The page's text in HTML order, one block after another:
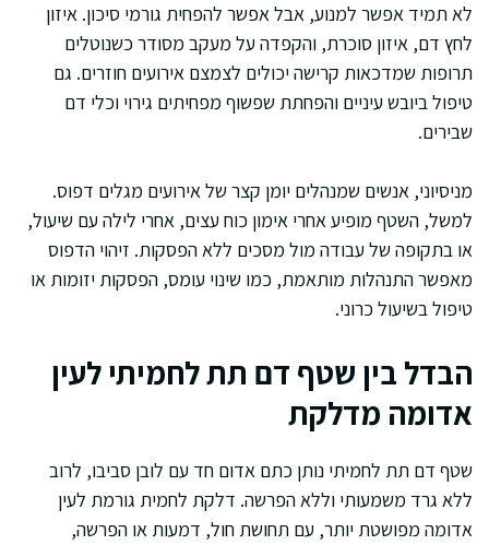
לא תמיד אפשר למנוע, אבל אפשר להפחית גורמי סיכון. איזון
לחץ דם, איזון סוכרת, והקפדה על מעקב מסודר כשנוטלים
תרופות שמדכאות קרישה יכולים לצמצם אירועים חוזרים. גם
טיפול ביובש עיניים והפחתת שפשוף מפחיתים גירוי וכלי דם
שבירים.
מניסיוני, אנשים שמנהלים יומן קצר של אירועים מגלים דפוס.
למשל, השטף מופיע אחרי אימון כוח עצים, אחרי לילה עם שיעול,
או בתקופה של עבודה מול מסכים ללא הפסקות. זיהוי הדפוס
מאפשר התנהלות מותאמת, כמו שינוי עומס, הפסקות יזומות או
טיפול בשיעול כרוני.
הבדל בין שטף דם תת לחמיתי לעין
אדומה מדלקת
שטף דם תת לחמיתי נותן כתם אדום חד עם לובן סביבו, לרוב
ללא גרד משמעותי וללא הפרשה. דלקת לחמית גורמת לעין
אדומה מפושטת יותר, עם תחושת חול, דמעות או הפרשה,